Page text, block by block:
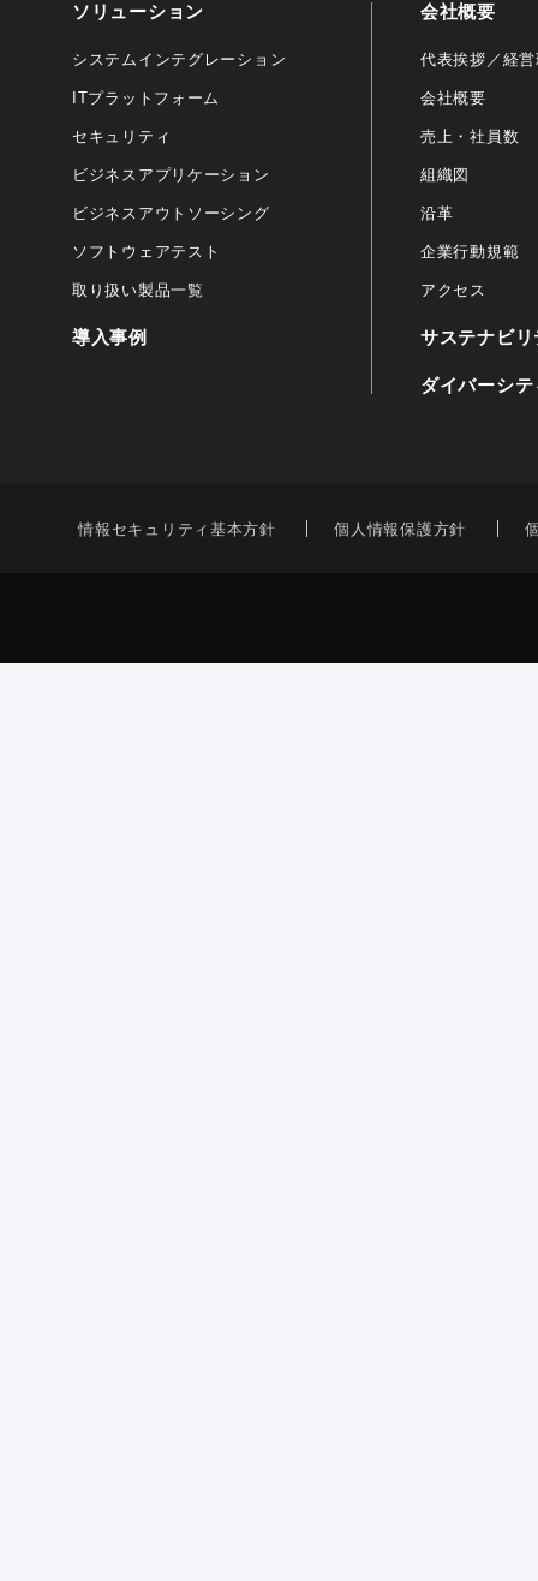
ソリューション
システムインテグレーション
ITプラットフォーム
セキュリティ
ビジネスアプリケーション
ビジネスアウトソーシング
ソフトウェアテスト
取り扱い製品一覧
導入事例
会社概要
代表挨拶／経
会社概要
売上・社員数
組織図
沿革
企業行動規範
アクセス
サステナビリ
ダイバーシ
情報セキュリティ基本方針 個人情報保護方針